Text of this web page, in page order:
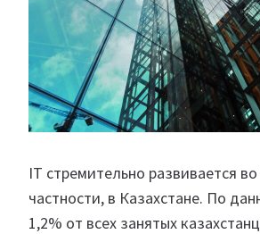
IT стремительно развивается
частности, в Казахстане. По
1,2% от всех занятых